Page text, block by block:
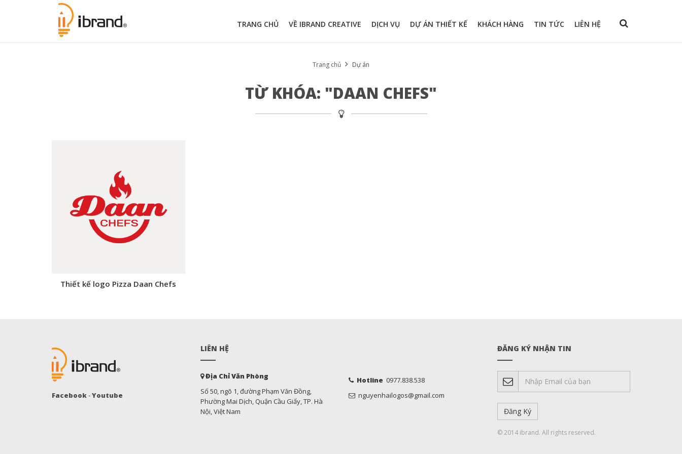
TRANG CHỦ VỀ IBRAND CREATIVE DỊCH VỤ DỰ ÁN THIẾT KẾ KHÁCH HÀNG TIN TỨC LIÊN HỆ
Trang chủ Dự án
TỪ KHÓA: "DAAN CHEFS"
Thiết kế logo Pizza Daan Chefs
Facebook-Youtube
LIÊN HỆ
Địa Chỉ Văn Phòng
Số 50, ngõ 1, đường Phạm Văn Đồng,
Phường Mai Dịch, Quận Cầu Giấy, TP. Hà
Nội, Việt Nam
Hotline 0977.838.538
nguyenhailogos@gmail.com
ĐĂNG KÝ NHẬN TIN
© 2014 ibrand. All rights reserved.